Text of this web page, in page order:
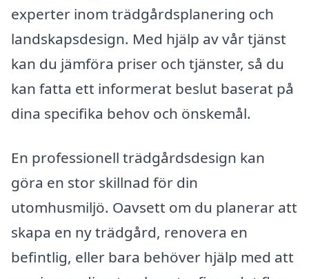
experter inom trädgårdsplanering och
landskapsdesign. Med hjälp av vår tjänst
kan du jämföra priser och tjänster, så du
kan fatta ett informerat beslut baserat på
dina specifika behov och önskemål.
En professionell trädgårdsdesign kan
göra en stor skillnad för din
utomhusmiljö. Oavsett om du planerar att
skapa en ny trädgård, renovera en
befintlig, eller bara behöver hjälp med att